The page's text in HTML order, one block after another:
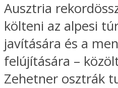
Ausztria
költeni az alpesi
javítására és a
felújítására –
Zehetner osztrák